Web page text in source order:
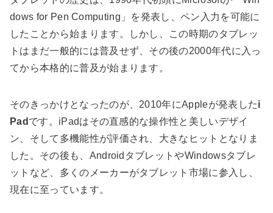
dows for Pen Computing」を発表し、ペン入力を可能に
したことから始まります。しかし、この時期のタブレッ
トはまだ一般的には普及せず、その後の2000年代に入っ
てから本格的に普及が始まります。
そのきっかけとなったのが、2010年にAppleが発表したi
Pad です。iPadはその直感的な操作性と美しいデザイ
ン、そして多機能性が評価され、大きなヒットとなりま
した。その後も、AndroidタブレットやWindowsタブレ
ットなど、多くのメーカーがタブレット市場に参入し、
現在に至っています。